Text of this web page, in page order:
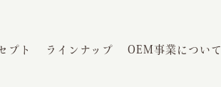
プト ラインナップ OEM事業について